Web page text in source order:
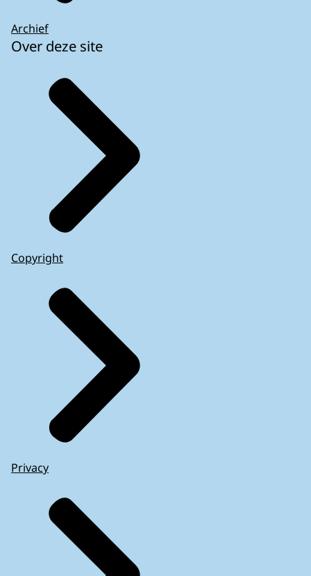
Archief
Over deze site
Copyright
Privacy